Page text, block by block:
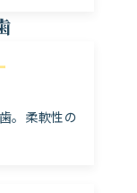
。柔軟性の